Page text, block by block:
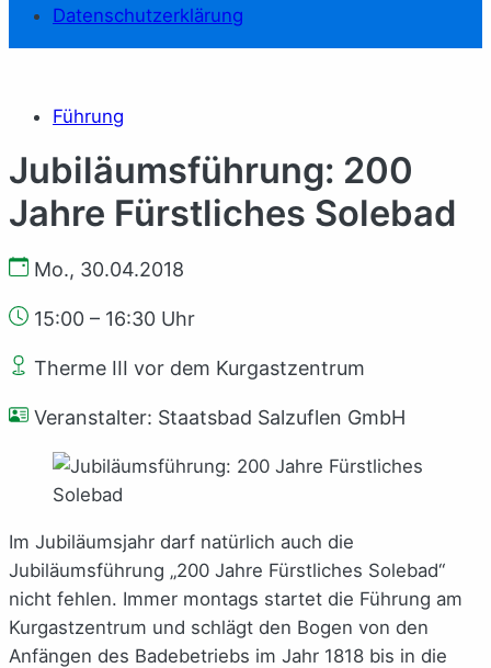
Datenschutzerklärung
Führung
Jubiläumsführung: 200
Jahre Fürstliches Solebad
Mo., 30.04.2018
15:00 – 16:30 Uhr
Therme III vor dem Kurgastzentrum
Veranstalter: Staatsbad Salzuflen GmbH
Im Jubiläumsjahr darf natürlich auch die
Jubiläumsführung „200 Jahre Fürstliches Solebad“
nicht fehlen. Immer montags startet die Führung am
Kurgastzentrum und schlägt den Bogen von den
Anfängen des Badebetriebs im Jahr 1818 bis in die